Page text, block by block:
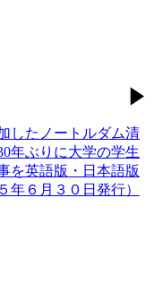
したノートルダム清
年ぶりに大学の学生
を英語版・日本語版
年６月３０日発行）